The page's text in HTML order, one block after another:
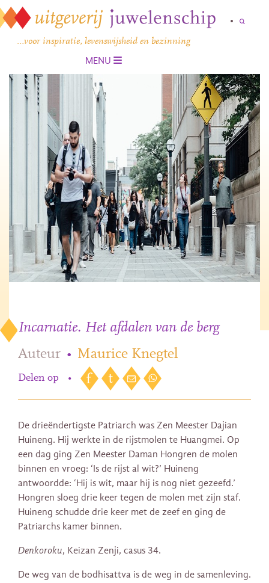
…voor inspiratie, levenswijsheid en bezinning
MENU
Incarnatie. Het afdalen van de berg
Auteur • Maurice Knegtel
Delen op •
De drieëndertigste Patriarch was Zen Meester Dajian
Huineng. Hij werkte in de rijstmolen te Huangmei. Op
een dag ging Zen Meester Daman Hongren de molen
binnen en vroeg: ‘Is de rijst al wit?’ Huineng
antwoordde: ‘Hij is wit, maar hij is nog niet gezeefd.’
Hongren sloeg drie keer tegen de molen met zijn staf.
Huineng schudde drie keer met de zeef en ging de
Patriarchs kamer binnen.
Denkoroku, Keizan Zenji, casus 34.
De weg van de bodhisattva is de weg in de samenleving.